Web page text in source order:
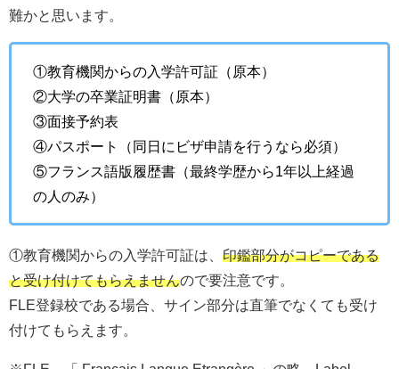
難かと思います。
①教育機関からの入学許可証（原本）
②大学の卒業証明書（原本）
③面接予約表
④パスポート（同日にビザ申請を行うなら必須）
⑤フランス語版履歴書（最終学歴から1年以上経過
の人のみ）
①教育機関からの入学許可証は、 印鑑部分がコピーである
と受け付けてもらえませんので要注意です。
FLE登録校である場合、サイン部分は直筆でなくても受け
付けてもらえます。